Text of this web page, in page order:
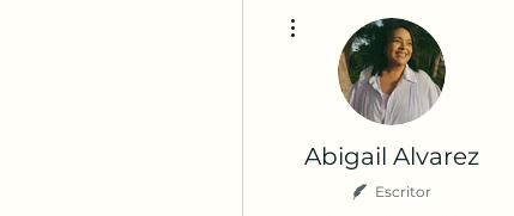
Abigail Alvarez
Escritor